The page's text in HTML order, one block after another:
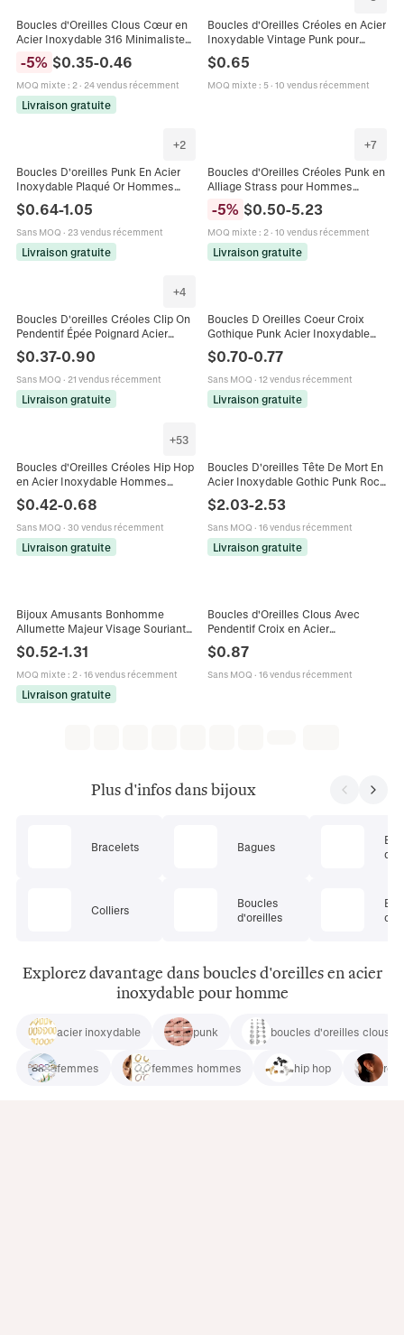
Boucles d'Oreilles Clous Cœur en
Acier Inoxydable 316 Minimalistes
Piercing Cœur Seul
-5% $0.35-0.46
MOQ mixte: 2· 24 vendus récemment
Livraison gratuite
Boucles d'Oreilles Créoles en Acier
Inoxydable Vintage Punk pour
Étoile Lune Cœur Croix Pendentif
Bijoux
$0.65
MOQ mixte: 5· 10 vendus récemment
+2
Boucles D'oreilles Punk En Acier
Inoxydable Plaqué Or Hommes
Femmes Goth Tête De Bélier Étoile
Fleur Croix Bijoux Hip Hop
$0.64-1.05
Sans MOQ · 23 vendus récemment
Livraison gratuite
+7
Boucles d'Oreilles Créoles Punk en
Alliage Strass pour Hommes
Femmes Tige en Acier Inoxydable
Lune Étoile Éclair Croix Serpent
Pointe Boucles d'Oreilles Bijoux Or
-5% $0.50-5.23
MOQ mixte: 2· 10 vendus récemment
Livraison gratuite
+4
Boucles D'oreilles Créoles Clip On
Pendentif Épée Poignard Acier
Inoxydable Punk Gothique Hip Hop
Unisexe Bijoux Noir
$0.37-0.90
Sans MOQ · 21 vendus récemment
Livraison gratuite
Boucles D Oreilles Coeur Croix
Gothique Punk Acier Inoxydable
316L Vintage Hip Hop Unisexe
Fermoir A Vis Bijoux Accessoire
$0.70-0.77
Sans MOQ · 12 vendus récemment
Livraison gratuite
+53
Boucles d'Oreilles Créoles Hip Hop
en Acier Inoxydable Hommes
Chaîne Plume Étoile Bijoux
Minimalistes
$0.42-0.68
Sans MOQ · 30 vendus récemment
Livraison gratuite
Boucles D'oreilles Tête De Mort En
Acier Inoxydable Gothic Punk Rock
$2.03-2.53
Sans MOQ · 16 vendus récemment
Livraison gratuite
Bijoux Amusants Bonhomme
Allumette Majeur Visage Souriant
Boucles d'Oreilles et Collier Acier
Inoxydable Hip Hop Style Rebelle
$0.52-1.31
MOQ mixte: 2· 16 vendus récemment
Livraison gratuite
Boucles d'Oreilles Clous Avec
Pendentif Croix en Acier
Inoxydable Pour Hommes Femmes
Style Hip Hop Punk Bijoux en Métal
Poli
$0.87
Sans MOQ · 16 vendus récemment
Plus d'infos dans bijoux
Bracelets
Colliers
Bagues
Boucles
d'oreilles
de
Explorez davantage dans boucles d'oreilles en acier
inoxydable pour homme
acier inoxydable punk boucles d'oreilles clous
femmes femmes hommes hip hop